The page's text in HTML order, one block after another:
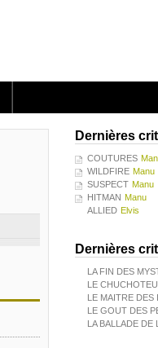
Dernières
COUTURES
WILDFIRE Manu
SUSPECT Manu
HITMAN Manu
ALLIED Elvis
Dernières
LA FIN DES
LE
LE MAITRE DES
LE GOUT DES
LA BALLADE DE